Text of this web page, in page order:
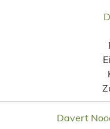
Davert